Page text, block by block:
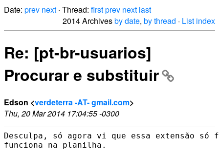
Date: prev next · Thread: firstprev next last
2014 Archivesby date, by thread · List index
Re: [pt-br-usuarios]
Procurar e substituir
Edson <verdeterra -AT- gmail.com>
Thu, 20 Mar 2014 17:04:55 -0300
Desculpa, só agora vi que essa extensão só
funciona na planilha.